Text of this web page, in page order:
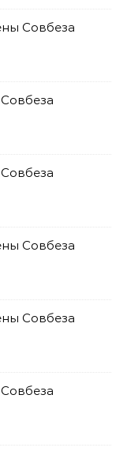
Совбеза
Совбеза
Совбеза